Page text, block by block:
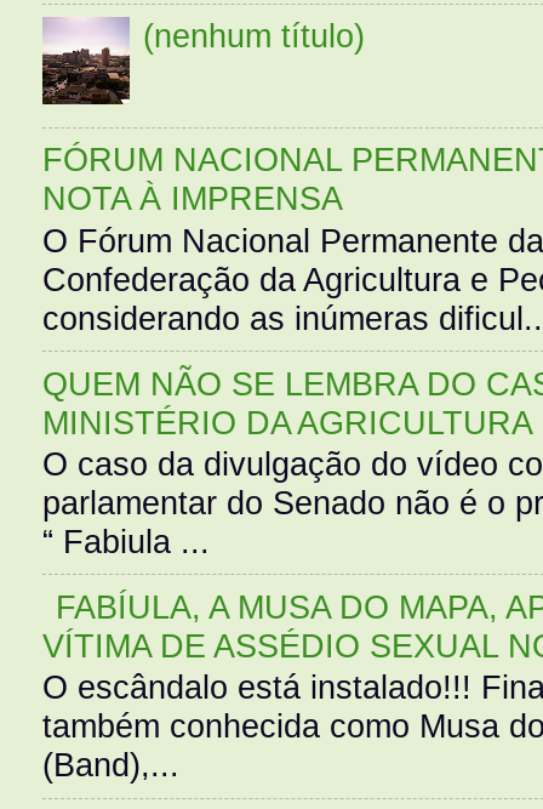
(nenhum título)
FÓRUM NACIONAL
NOTA À IMPRENSA
O Fórum Nacional Permanente
Confederação da Agricultura e
considerando as inúmeras
QUEM NÃO SE LEMBRA DO
MINISTÉRIO DA AGRICULTURA
O caso da divulgação do vídeo
parlamentar do Senado não é o
“ Fabiula ...
FABÍULA, A MUSA DO MAPA,
VÍTIMA DE ASSÉDIO SEXUAL
O escândalo está instalado!!!
também conhecida como Musa
(Band),...